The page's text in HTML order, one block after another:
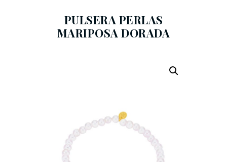
PULSERA PERLAS
MARIPOSA DORADA